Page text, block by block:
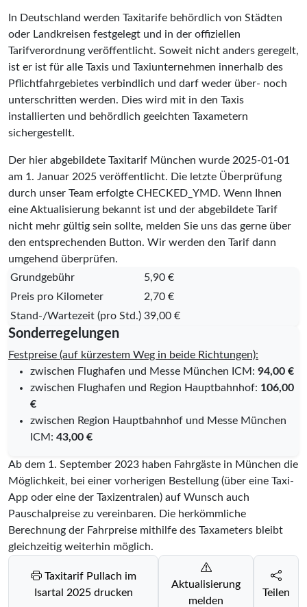
In Deutschland werden Taxitarife behördlich von Städten
oder Landkreisen festgelegt und in der offiziellen
Tarifverordnung veröffentlicht. Soweit nicht anders geregelt,
ist er ist für alle Taxis und Taxiunternehmen innerhalb des
Pflichtfahrgebietes verbindlich und darf weder über- noch
unterschritten werden. Dies wird mit in den Taxis
installierten und behördlich geeichten Taxametern
sichergestellt.
Der hier abgebildete Taxitarif München wurde 2025-01-01
am 1. Januar 2025 veröffentlicht. Die letzte Überprüfung
durch unser Team erfolgte CHECKED_YMD. Wenn Ihnen
eine Aktualisierung bekannt ist und der abgebildete Tarif
nicht mehr gültig sein sollte, melden Sie uns das gerne über
den entsprechenden Button. Wir werden den Tarif dann
umgehend überprüfen.
Grundgebühr
5,90 €
Preis pro Kilometer
2,70 €
Stand-/Wartezeit (pro Std.) 39,00 €
Sonderregelungen
Festpreise (auf kürzestem Weg in beide Richtungen):
zwischen Flughafen und Messe München ICM: 94,00 €
zwischen Flughafen und Region Hauptbahnhof: 106,00
€
zwischen Region Hauptbahnhof und Messe München
ICM: 43,00 €
Ab dem 1. September 2023 haben Fahrgäste in München die
Möglichkeit, bei einer vorherigen Bestellung (über eine Taxi-
App oder eine der Taxizentralen) auf Wunsch auch
Pauschalpreise zu vereinbaren. Die herkömmliche
Berechnung der Fahrpreise mithilfe des Taxameters bleibt
gleichzeitig weiterhin möglich.
Taxitarif Pullach im
Isartal 2025 drucken
Aktualisierung
melden
Teilen